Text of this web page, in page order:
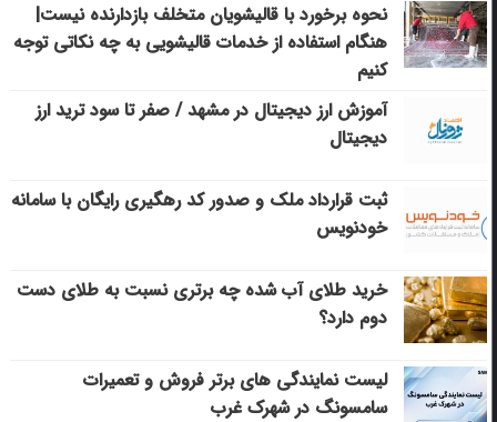
نحوه برخورد با قالیشویان متخلف بازدارنده نیست|
هنگام استفاده از خدمات قالیشویی به چه نکاتی توجه
کنیم
آموزش ارز دیجیتال در مشهد / صفر تا سود ترید ارز
دیجیتال
ثبت قرارداد ملک و صدور کد رهگیری رایگان با سامانه
خودنویس
خرید طلای آب شده چه برتری نسبت به طلای دست
دوم دارد؟
لیست نمایندگی های برتر فروش و تعمیرات
سامسونگ در شهرک غرب